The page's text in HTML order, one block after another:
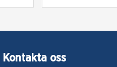
Kontakta oss